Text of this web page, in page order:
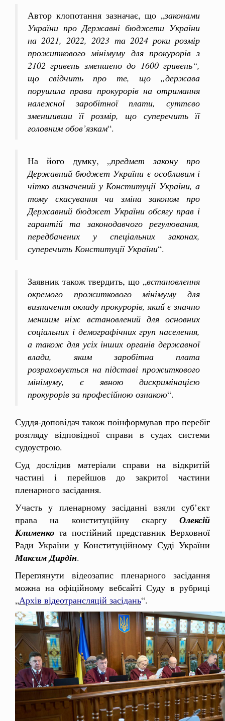
Автор клопотання зазначає, що „законами
України про Державні бюджети України
на 2021, 2022, 2023 та 2024 роки розмір
прожиткового мінімуму для прокурорів з
2102 гривень зменшено до 1600 гривень“,
що свідчить про те, що „держава
порушила права прокурорів на отримання
належної заробітної плати, суттєво
зменшивши її розмір, що суперечить її
головним обов’язкам“.
На його думку, „предмет закону про
Державний бюджет України є особливим і
чітко визначений у Конституції України, а
тому скасування чи зміна законом про
Державний бюджет України обсягу прав і
гарантій та законодавчого регулювання,
передбачених у спеціальних законах,
суперечить Конституції України“.
Заявник також твердить, що „встановлення
окремого прожиткового мінімуму для
визначення окладу прокурорів, який є значно
меншим ніж встановлений для основних
соціальних і демографічних груп населення,
а також для усіх інших органів державної
влади, яким заробітна плата
розраховується на підставі прожиткового
мінімуму, є явною дискримінацією
прокурорів за професійною ознакою“.
Суддя-доповідач також поінформував про перебіг
розгляду відповідної справи в судах системи
судоустрою.
Суд дослідив матеріали справи на відкритій
частині і перейшов до закритої частини
пленарного засідання.
Участь у пленарному засіданні взяли суб’єкт
права на конституційну скаргу Олексій
Клименко та постійний представник Верховної
Ради України у Конституційному Суді України
Максим Дирдін.
Переглянути відеозапис пленарного засідання
можна на офіційному вебсайті Суду в рубриці
„Архів відеотрансляцій засідань“.